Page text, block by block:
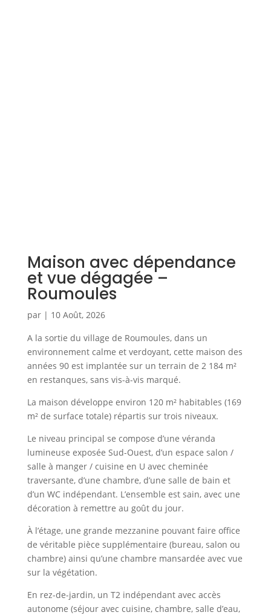
Maison avec dépendance
et vue dégagée –
Roumoules
par | 10 Août, 2026
A la sortie du village de Roumoules, dans un
environnement calme et verdoyant, cette maison des
années 90 est implantée sur un terrain de 2 184 m²
en restanques, sans vis-à-vis marqué.
La maison développe environ 120 m² habitables (169
m² de surface totale) répartis sur trois niveaux.
Le niveau principal se compose d’une véranda
lumineuse exposée Sud-Ouest, d’un espace salon /
salle à manger / cuisine en U avec cheminée
traversante, d’une chambre, d’une salle de bain et
d’un WC indépendant. L’ensemble est sain, avec une
décoration à remettre au goût du jour.
À l’étage, une grande mezzanine pouvant faire office
de véritable pièce supplémentaire (bureau, salon ou
chambre) ainsi qu’une chambre mansardée avec vue
sur la végétation.
En rez-de-jardin, un T2 indépendant avec accès
autonome (séjour avec cuisine, chambre, salle d’eau,